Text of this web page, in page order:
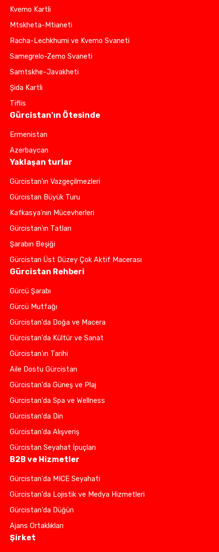
Kvemo Kartli
Mtskheta-Mtianeti
Racha-Lechkhumi ve Kvemo Svaneti
Samegrelo-Zemo Svaneti
Samtskhe-Javakheti
Şida Kartli
Tiflis
Gürcistan'ın Ötesinde
Ermenistan
Azerbaycan
Yaklaşan turlar
Gürcistan'ın Vazgeçilmezleri
Gürcistan Büyük Turu
Kafkasya'nın Mücevherleri
Gürcistan'ın Tatları
Şarabın Beşiği
Gürcistan Üst Düzey Çok Aktif Macerası
Gürcistan Rehberi
Gürcü Şarabı
Gürcü Mutfağı
Gürcistan'da Doğa ve Macera
Gürcistan'da Kültür ve Sanat
Gürcistan'ın Tarihi
Aile Dostu Gürcistan
Gürcistan'da Güneş ve Plaj
Gürcistan'da Spa ve Wellness
Gürcistan'da Din
Gürcistan'da Alışveriş
Gürcistan Seyahat İpuçları
B2B ve Hizmetler
Gürcistan'da MICE Seyahati
Gürcistan'da Lojistik ve Medya Hizmetleri
Gürcistan'da Düğün
Ajans Ortaklıkları
Şirket